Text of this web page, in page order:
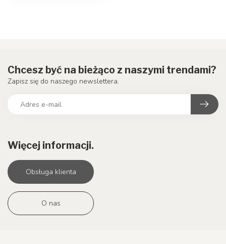
Więcej informacji.
Obsługa klienta
O nas
Chcesz być na bieżąco z naszymi trendami?
Zapisz się do naszego newslettera.